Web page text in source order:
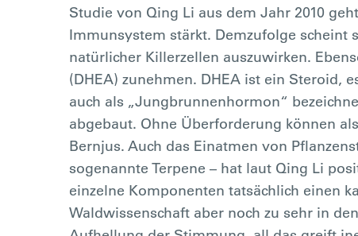
Studie von Qing Li aus dem Jahr 2010
Immunsystem stärkt. Demzufolge scheint
natürlicher Killerzellen auszuwirken.
(DHEA) zunehmen. DHEA ist ein Steroid,
auch als „Jungbrunnenhormon“
abgebaut. Ohne Überforderung können
Bernjus. Auch das Einatmen von
sogenannte Terpene – hat laut Qing Li
einzelne Komponenten tatsächlich einen
Waldwissenschaft aber noch zu sehr in